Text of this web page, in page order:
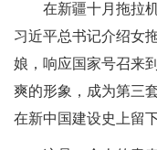
在新疆十月拖拉机
习近平总书记介绍女
娘，响应国家号召来
爽的形象，成为第三
在新中国建设史上留